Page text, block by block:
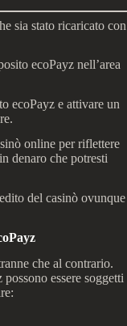
sia stato ricaricato con
ecoPayz nell’area
ecoPayz e attivare un
online per riflettere
denaro che potresti
del casinò ovunque
che al contrario.
essere soggetti